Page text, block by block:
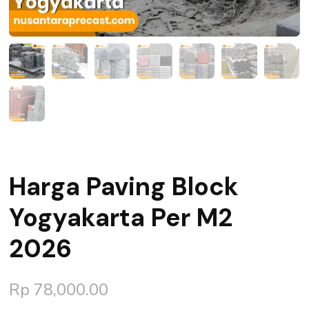
Harga Paving Block
Yogyakarta Per M2
2026
Rp 78,000.00